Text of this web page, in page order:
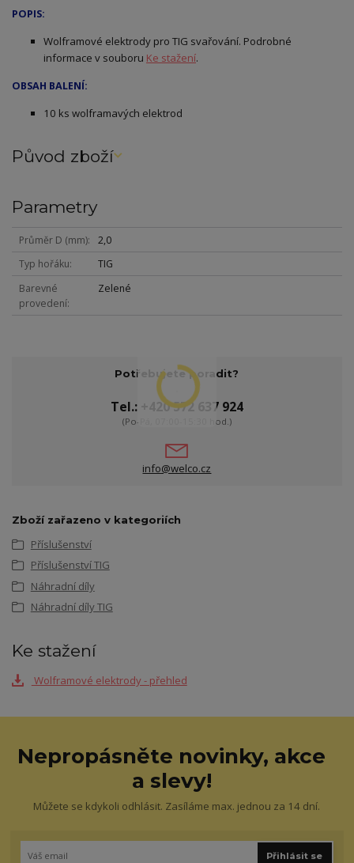
POPIS:
Wolframové elektrody pro TIG svařování. Podrobné
informace v souboru Ke stažení.
OBSAH BALENÍ:
10 ks wolframavých elektrod
Původ zboží
Parametry
Průměr D (mm)
2,0
Typ hořáku
TIG
Barevné
provedení
Zelené
Potřebujete poradit?
Tel.: +420 572 637 924
(Po-Pá, 07:00-15:30 hod.)
info@welco.cz
Zboží zařazeno v kategoriích
Příslušenství
Příslušenství TIG
Náhradní díly
Náhradní díly TIG
Ke stažení
Wolframové elektrody - přehled
Nepropásněte novinky, akce
a slevy!
Můžete se kdykoli odhlásit. Zasíláme max. jednou za 14 dní.
Přihlásit se